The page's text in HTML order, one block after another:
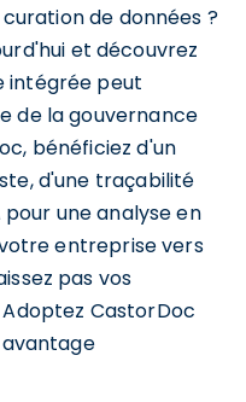
de données ?
et découvrez
peut
de la gouvernance
bénéficiez d'un
d'une traçabilité
une analyse en
entreprise vers
pas vos
CastorDoc